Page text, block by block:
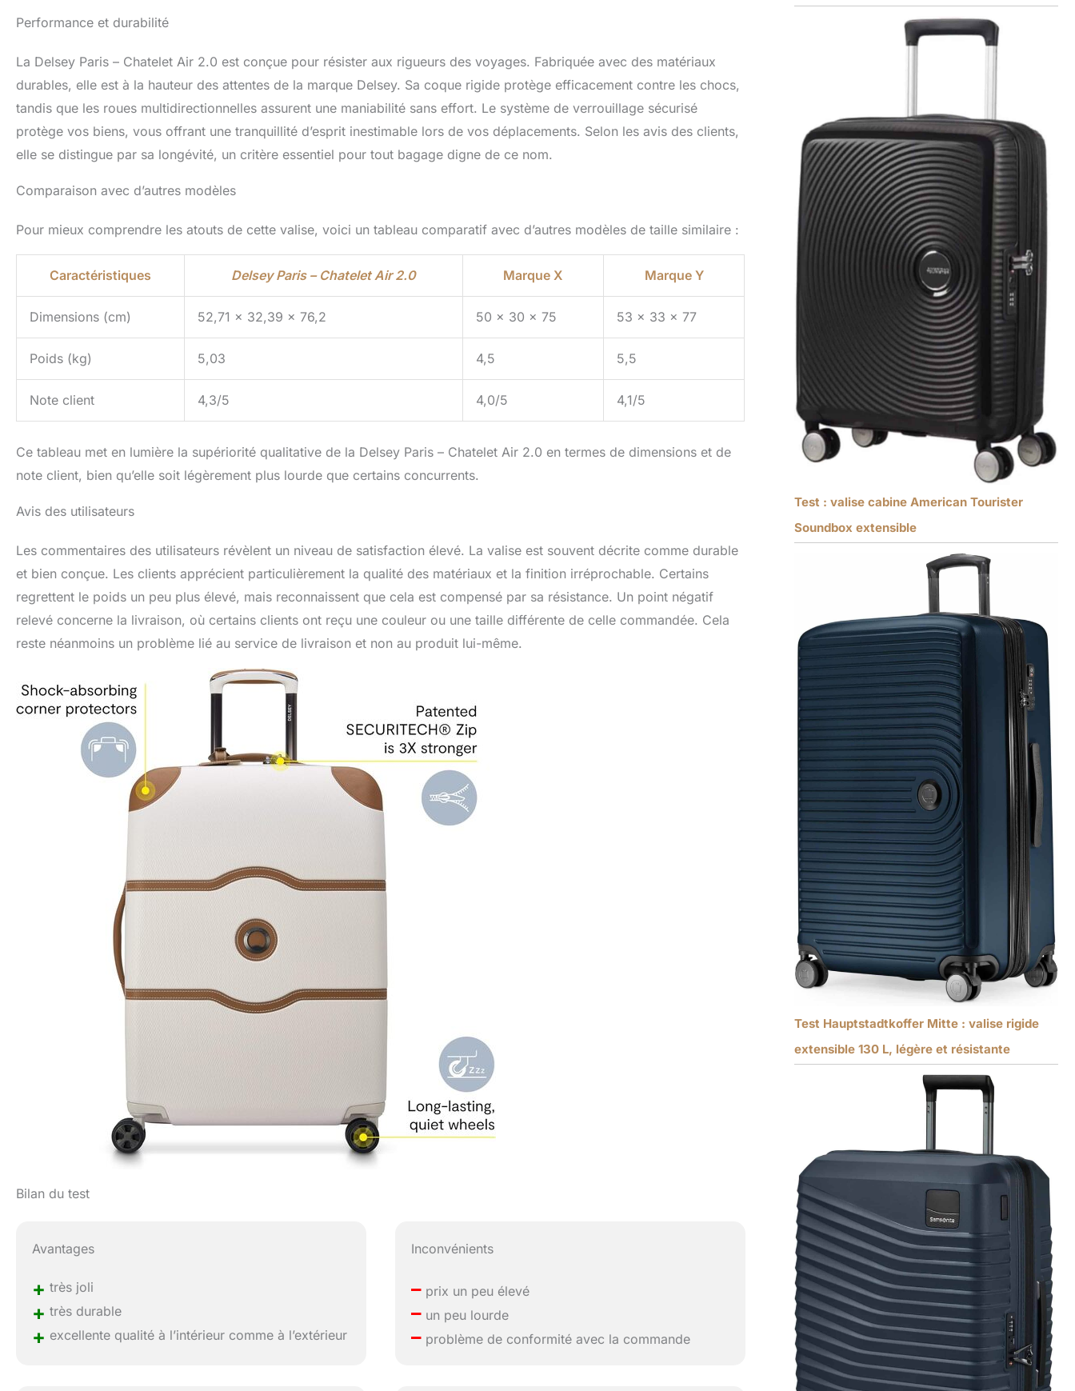
Performance et durabilité
La Delsey Paris – Chatelet Air 2.0 est conçue pour résister aux rigueurs des voyages. Fabriquée avec des matériaux
durables, elle est à la hauteur des attentes de la marque Delsey. Sa coque rigide protège efficacement contre les chocs,
tandis que les roues multidirectionnelles assurent une maniabilité sans effort. Le système de verrouillage sécurisé
protège vos biens, vous offrant une tranquillité d’esprit inestimable lors de vos déplacements. Selon les avis des clients,
elle se distingue par sa longévité, un critère essentiel pour tout bagage digne de ce nom.
Comparaison avec d’autres modèles
Pour mieux comprendre les atouts de cette valise, voici un tableau comparatif avec d’autres modèles de taille similaire :
Caractéristiques Delsey Paris – Chatelet Air 2.0 Marque X Marque Y
Dimensions (cm) 52,71 x 32,39 x 76,2 50 x 30 x 75 53 x 33 x 77
Poids (kg) 5,03 4,5 5,5
Note client 4,3/5 4,0/5 4,1/5
Ce tableau met en lumière la supériorité qualitative de la Delsey Paris – Chatelet Air 2.0 en termes de dimensions et de
note client, bien qu’elle soit légèrement plus lourde que certains concurrents.
Avis des utilisateurs
Les commentaires des utilisateurs révèlent un niveau de satisfaction élevé. La valise est souvent décrite comme durable
et bien conçue. Les clients apprécient particulièrement la qualité des matériaux et la finition irréprochable. Certains
regrettent le poids un peu plus élevé, mais reconnaissent que cela est compensé par sa résistance. Un point négatif
relevé concerne la livraison, où certains clients ont reçu une couleur ou une taille différente de celle commandée. Cela
reste néanmoins un problème lié au service de livraison et non au produit lui-même.
Bilan du test
Avantages
+ très joli
+ très durable
+ excellente qualité à l’intérieur comme à l’extérieur
Inconvénients
– prix un peu élevé
– un peu lourde
– problème de conformité avec la commande
Test : valise cabine American Tourister
Soundbox extensible
Test Hauptstadtkoffer Mitte : valise rigide
extensible 130 L, légère et résistante